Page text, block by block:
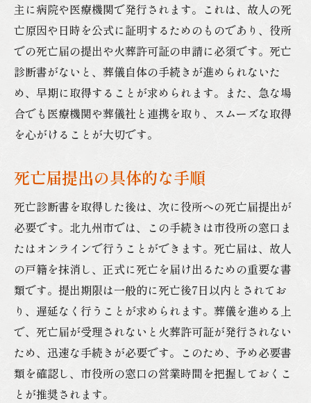
市役所での手続き方法
手続きに関する注意点
葬儀社との連携方法
穏やかな葬儀を迎えるための北九州市での事前
準備
事前に準備すべき書類のリスト
家族との綿密な打ち合わせ
書類不備を防ぐためのポイント
安心して葬儀を迎えるための心構え
北九州市での葬儀手続きの流れを徹底解説
手続き全体の流れを把握する
各手続きの具体的なステップ
市役所での手続きの詳細
葬儀社との連絡方法
書類提出時に注意すべき点
主に病院や医療機関で発行されます。これは、故人の死
亡原因や日時を公式に証明するためのものであり、役所
での死亡届の提出や火葬許可証の申請に必須です。死亡
診断書がないと、葬儀自体の手続きが進められないた
め、早期に取得することが求められます。また、急な場
合でも医療機関や葬儀社と連携を取り、スムーズな取得
を心がけることが大切です。
死亡届提出の具体的な手順
死亡診断書を取得した後は、次に役所への死亡届提出が
必要です。北九州市では、この手続きは市役所の窓口ま
たはオンラインで行うことができます。死亡届は、故人
の戸籍を抹消し、正式に死亡を届け出るための重要な書
類です。提出期限は一般的に死亡後7日以内とされてお
り、遅延なく行うことが求められます。葬儀を進める上
で、死亡届が受理されないと火葬許可証が発行されない
ため、迅速な手続きが必要です。このため、予め必要書
類を確認し、市役所の窓口の営業時間を把握しておくこ
とが推奨されます。